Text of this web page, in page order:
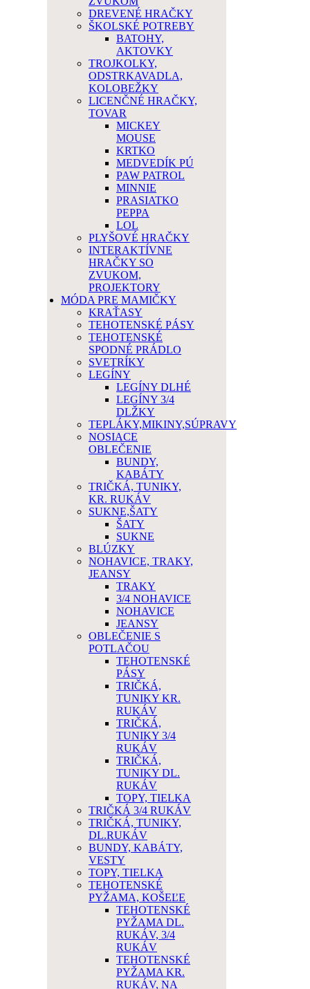
DREVENÉ HRAČKY
ŠKOLSKÉ POTREBY
BATOHY,
AKTOVKY
TROJKOLKY,
ODSTRKAVADLA,
KOLOBEŽKY
LICENČNÉ HRAČKY,
TOVAR
MICKEY
MOUSE
KRTKO
MEDVEDÍK PÚ
PAW PATROL
MINNIE
PRASIATKO
PEPPA
LOL
PLYŠOVÉ HRAČKY
INTERAKTÍVNE
HRAČKY SO
ZVUKOM,
PROJEKTORY
MÓDA PRE MAMIČKY
KRAŤASY
TEHOTENSKÉ PÁSY
TEHOTENSKÉ
SPODNÉ PRÁDLO
SVETRÍKY
LEGÍNY
LEGÍNY DLHÉ
LEGÍNY 3/4
DLŽKY
TEPLÁKY,MIKINY,SÚPRAVY
NOSIACE
OBLEČENIE
BUNDY,
KABÁTY
TRIČKÁ, TUNIKY,
KR. RUKÁV
SUKNE,ŠATY
ŠATY
SUKNE
BLÚZKY
NOHAVICE, TRAKY,
JEANSY
TRAKY
3/4 NOHAVICE
NOHAVICE
JEANSY
OBLEČENIE S
POTLAČOU
TEHOTENSKÉ
PÁSY
TRIČKÁ,
TUNIKY KR.
RUKÁV
TRIČKÁ,
TUNIKY 3/4
RUKÁV
TRIČKÁ,
TUNIKY DL.
RUKÁV
TOPY, TIELKA
TRIČKÁ 3/4 RUKÁV
TRIČKÁ, TUNIKY,
DL.RUKÁV
BUNDY, KABÁTY,
VESTY
TOPY, TIELKA
TEHOTENSKÉ
PYŽAMA, KOŠEĽE
TEHOTENSKÉ
PYŽAMA DL.
RUKÁV, 3/4
RUKÁV
TEHOTENSKÉ
PYŽAMA KR.
RUKÁV, NA